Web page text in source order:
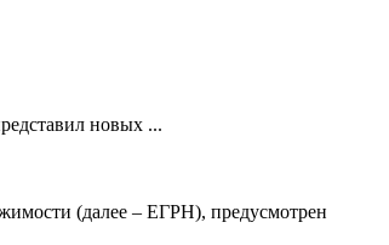
новых ...
(далее – ЕГРН), предусмотрен